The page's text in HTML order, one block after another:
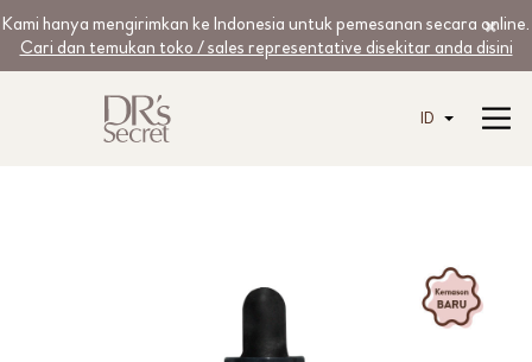
Kami hanya mengirimkan ke Indonesia untuk pemesanan secara online.
Cari dan temukan toko / sales representative disekitar anda disini
ID